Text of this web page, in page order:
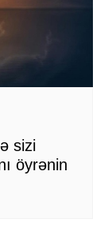
sizi
öyrənin